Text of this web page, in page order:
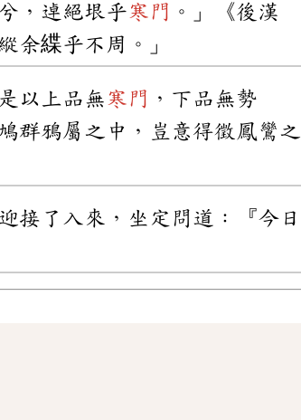
，逴絕垠乎寒門 。」《後漢
余緤乎不周。」
以上品無寒門 ，下品無勢
鳩群鴉屬之中，豈意得徵鳳鸞之
接了入來，坐定問道：『今日